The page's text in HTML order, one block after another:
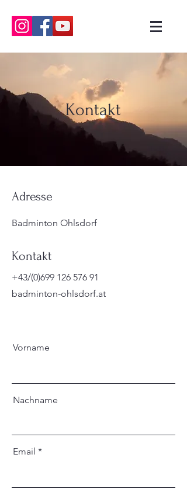
Kontakt
Adresse
Badminton Ohlsdorf
Kontakt
​+43/(0)699 126 576 91
badminton-ohlsdorf.at
Vorname
Nachname
Email